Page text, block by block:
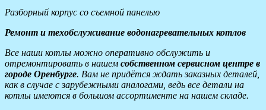
Разборный корпус со съемной панелью
Ремонт и техобслуживание водонагревательных котлов
Все наши котлы можно оперативно обслужить и
отремонтировать в нашем собственном сервисном центре в
городе Оренбурге. Вам не придётся ждать заказных деталей,
как в случае с зарубежными аналогами, ведь все детали на
котлы имеются в большом ассортименте на нашем складе.